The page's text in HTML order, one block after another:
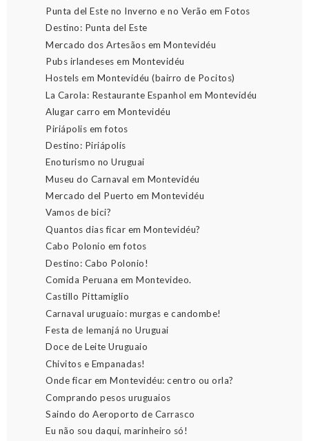
Punta del Este no Inverno e no Verão em Fotos
Destino: Punta del Este
Mercado dos Artesãos em Montevidéu
Pubs irlandeses em Montevidéu
Hostels em Montevidéu (bairro de Pocitos)
La Carola: Restaurante Espanhol em Montevidéu
Alugar carro em Montevidéu
Piriápolis em fotos
Destino: Piriápolis
Enoturismo no Uruguai
Museu do Carnaval em Montevidéu
Mercado del Puerto em Montevidéu
Vamos de bici?
Quantos dias ficar em Montevidéu?
Cabo Polonio em fotos
Destino: Cabo Polonio!
Comida Peruana em Montevideo.
Castillo Pittamiglio
Carnaval uruguaio: murgas e candombe!
Festa de Iemanjá no Uruguai
Doce de Leite Uruguaio
Chivitos e Empanadas!
Onde ficar em Montevidéu: centro ou orla?
Comprando pesos uruguaios
Saindo do Aeroporto de Carrasco
Eu não sou daqui, marinheiro só!